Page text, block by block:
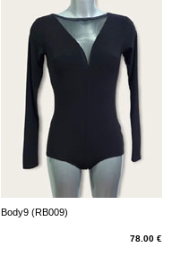
Body9 (RB009)
78.00 €